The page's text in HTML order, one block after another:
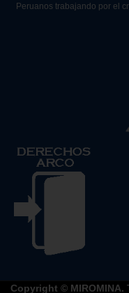
Peruanos trabajando por el
Copyright ©